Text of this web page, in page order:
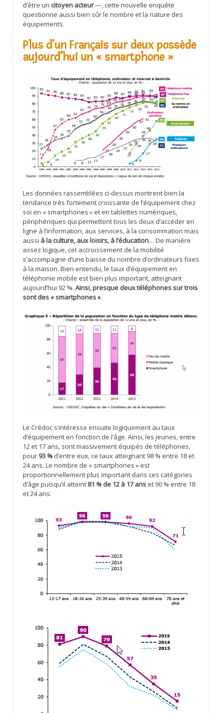
d’être un citoyen acteur—, cette nouvelle enquête
questionne aussi bien sûr le nombre et la nature des
équipements.
Plus d’un Français sur deux possède
aujourd’hui un « smartphone »
Les données rassemblées ci-dessus montrent bien la
tendance très fortement croissante de l’équipement chez
soi en « smartphones » et en tablettes numériques,
périphériques qui permettent tous les deux d’accéder en
ligne à l’information, aux services, à la consommation mais
aussi à la culture, aux loisirs, à l’éducation… De manière
assez logique, cet accroissement de la mobilité
s’accompagne d’une baisse du nombre d’ordinateurs fixes
à la maison. Bien entendu, le taux d’équipement en
téléphonie mobile est bien plus important, atteignant
aujourd’hui 92 %. Ainsi, presque deux téléphones sur trois
sont des « smartphones ».
Le Crédoc s’intéresse ensuite logiquement au taux
d’équipement en fonction de l’âge. Ainsi, les jeunes, entre
12 et 17 ans, sont massivement équipés de téléphones,
pour 93 % d’entre eux, ce taux atteignant 98 % entre 18 et
24 ans. Le nombre de « smartphones » est
proportionnellement plus important dans ces catégories
d’âge puisqu’il atteint 81 % de 12 à 17 ans et 90 % entre 18
et 24 ans.